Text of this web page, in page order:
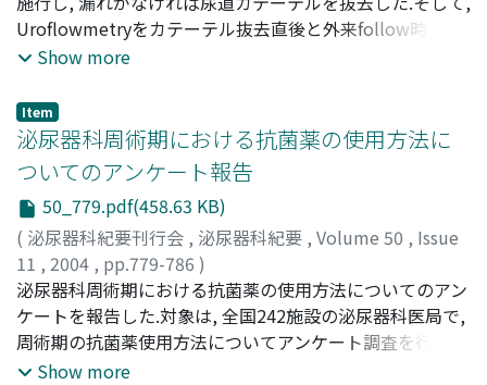
藤, 将彰;辻, 裕;瀧, 洋二;竹内, 秀雄
Uroflowmetryをカテーテル抜去直後と外来follow時(4～
20ヵ月)に施行した.その結果, 1)1例を除き尿道カテーテル
テルを再留置した.2)尿失禁に関してはexcellent(pad必要
なし)が25例(71.4%), good(padが1枚以下)が7例(20%)で
あった.3)抜去直後uroflowmetryのmaximum flow
nomogramでは12例に排尿困難を認めたが, 外来follow時
では8例に減少していた.しかし, そのうち3例に吻合部狭
窄, 1例に尿道狭窄が認められた.以上, これらのことから
も, 尿道カテーテル早期抜去は安全に施行できると考えら
れたが, 抜去直後に排尿困難や尿閉を来す症例もあり, おそ
らく吻合部の浮腫が原因と考えられた.一方, 術後しばらく
してから排尿困難を訴える場合は吻合部狭窄や尿道狭窄を
念頭に置く必要があると思われた
Show more
Item
泌尿器科周術期における抗菌薬の使用方法に
ついてのアンケート報告
50_779.pdf(458.63 KB)
( 泌尿器科紀要刊行会 , 泌尿器科紀要 , Volume 50 , Issue
11 , 2004 , pp.779-786 )
山本, 新吾;金丸, 聰淳;小川, 修;石川, 清仁;星長, 清隆;岩
村, 正嗣;佐藤, 威文;馬場, 志郎;松川, 雅則;竹山, 康;塚本,
泰司;清田, 浩;小野寺, 昭一;頴川, 晋;門田, 晃一;公文, 裕
巳 ;江頭, 稔久;
泌尿器科周術期における抗菌薬の使用方法についてのアン
ケートを報告した.対象は, 全国242施設の泌尿器科医局で,
周術期の抗菌薬使用方法についてアンケート調査を行っ
た.その結果, 149施設149名より回答(61.6%)を得た.149名
Show more